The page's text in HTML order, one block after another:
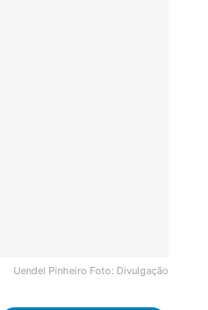
Uendel Pinheiro Foto: Divulgação